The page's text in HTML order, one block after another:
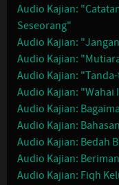
Audio Kajian:
Seseorang"
Audio Kajian:
Audio Kajian:
Audio Kajian:
Audio Kajian:
Audio Kajian:
Audio Kajian:
Audio Kajian: Bedah
Audio Kajian:
Audio Kajian: Fiqh